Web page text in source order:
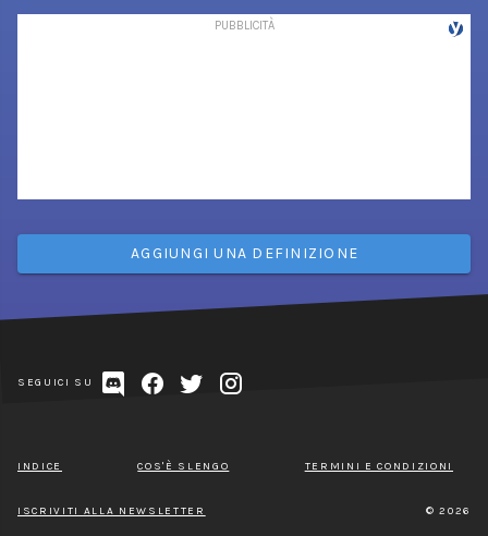
AGGIUNGI UNA DEFINIZIONE
SEGUICI SU
INDICE COS'È SLENGO TERMINI E CONDIZIONI
ISCRIVITI ALLA NEWSLETTER © 2026